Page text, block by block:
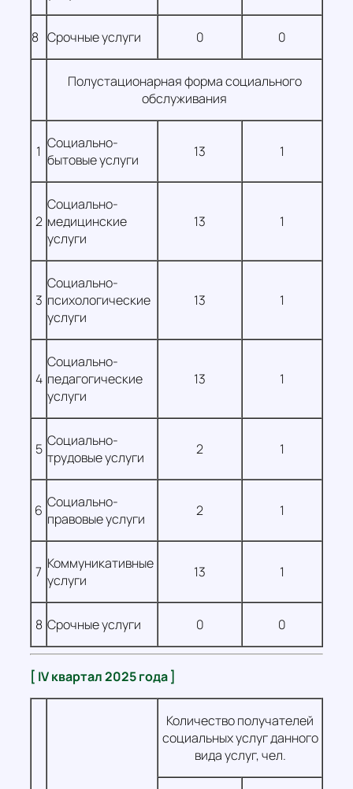
8 Срочные услуги 0 0
Полустационарная форма социального
обслуживания
1 Социально-
бытовые услуги
13 1
2
Социально-
медицинские
услуги
13 1
3
Социально-
психологические
услуги
13 1
4
Социально-
педагогические
услуги
13 1
5 Социально-
трудовые услуги
2 1
6 Социально-
правовые услуги
2 1
7 Коммуникативные
услуги
13 1
8 Срочные услуги 0 0
[ IV квартал 2025 года ]
Количество получателей
социальных услуг данного
вида услуг, чел.